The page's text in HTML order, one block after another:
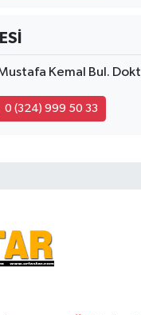
Kemal Bul.
0 (324) 999 50 33